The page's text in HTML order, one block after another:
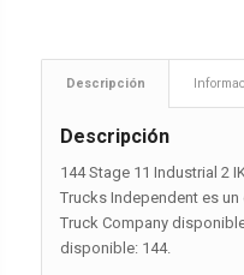
Descripción
Descripción
144 Stage 11 Industrial 2
Trucks Independent es
Truck Company
disponible: 144.